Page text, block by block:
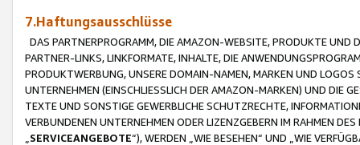
7.Haftungsausschlüsse
DAS PARTNERPROGRAMM, DIE AMAZON-WEBSITE, PRODUKTE UND
PARTNER-LINKS, LINKFORMATE, INHALTE, DIE
PRODUKTWERBUNG, UNSERE DOMAIN-NAMEN, MARKEN UND
UNTERNEHMEN (EINSCHLIESSLICH DER AMAZON-MARKEN) UND DIE
TEXTE UND SONSTIGE GEWERBLICHE SCHUTZRECHTE,
VERBUNDENEN UNTERNEHMEN ODER LIZENZGEBERN IM RAHMEN
SERVICEANGEBOTE“), WERDEN „WIE BESEHEN“ UND „WIE